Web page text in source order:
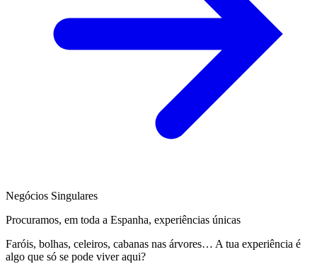
Negócios Singulares
Procuramos, em toda a Espanha, experiências únicas
Faróis, bolhas, celeiros, cabanas nas árvores… A tua experiência é
algo que só se pode viver aqui?